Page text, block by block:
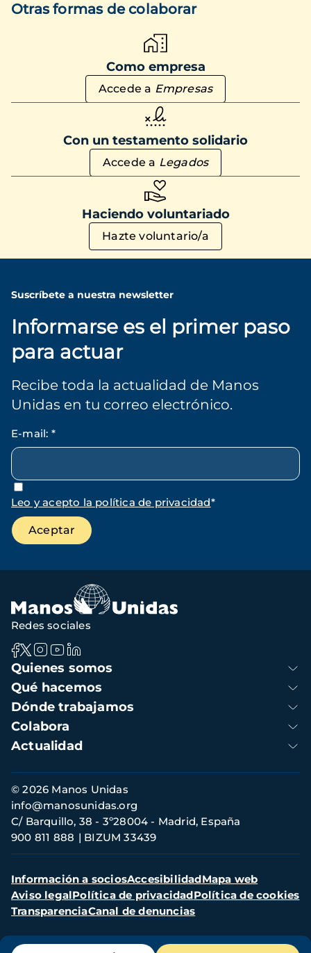
Otras formas de colaborar
Como empresa
Accede a Empresas
Con un testamento solidario
Accede a Legados
Haciendo voluntariado
Hazte voluntario/a
Suscríbete a nuestra newsletter
Informarse es el primer paso
para actuar
Recibe toda la actualidad de Manos
Unidas en tu correo electrónico.
E-mail: *
Leo y acepto la política de privacidad*
Navegación
principal
Quienes somos
Qué hacemos
Dónde trabajamos
Colabora
Actualidad
Redes sociales
Información
de
contacto
© 2026 Manos Unidas
C/ Barquillo, 38 - 3º28004 - Madrid, España
900 811 888
BIZUM 33439
info@manosunidas.org
Menú
secundario
Información a sociosAccesibilidadMapa web
Aviso legalPolítica de privacidadPolítica de cookies
TransparenciaCanal de denuncias